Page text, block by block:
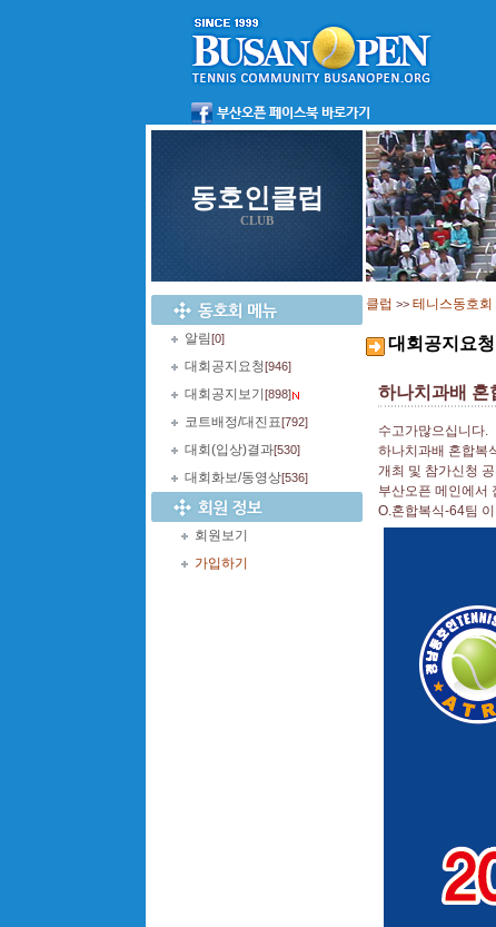
동호인클럽
CLUB
알림[0]
대회공지요청[946]
대회공지보기 [898]
코트배정/대진표[792]
대회(입상)결과[530]
대회화보/동영상[536]
회원보기
가입하기
클럽 >> 테니스동호회
대회공지요청
하나치과배 혼
수고가많으십니다.
하나치과배 혼합복
개최 및 참가신청
부산오픈 메인에서
O.혼합복식-64팀